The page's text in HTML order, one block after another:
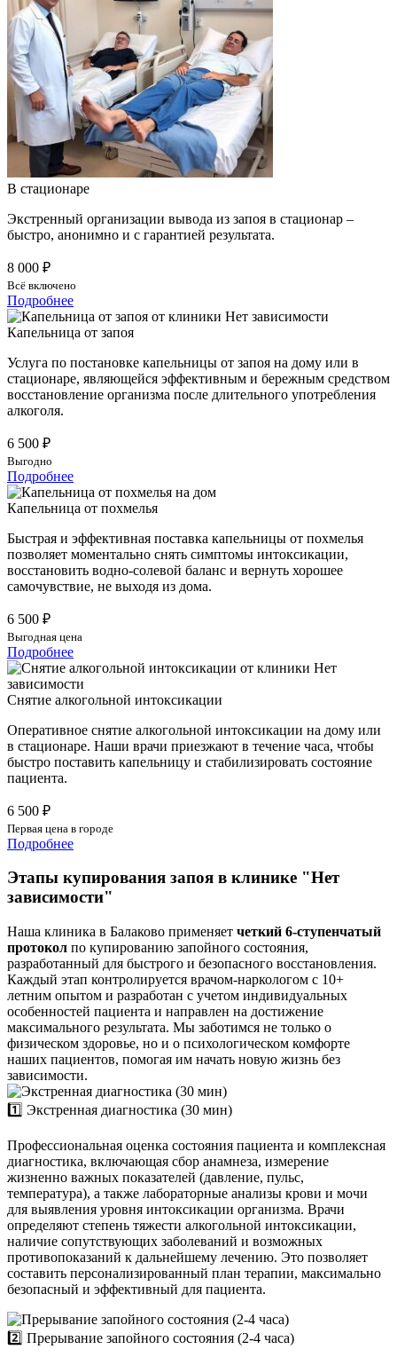
В стационаре
Экстренный организации вывода из запоя в стационар –
быстро, анонимно и с гарантией результата.
8 000 ₽
Всё включено
Подробнее
Капельница от запоя
Услуга по постановке капельницы от запоя на дому или в
стационаре, являющейся эффективным и бережным средством
восстановление организма после длительного употребления
алкоголя.
6 500 ₽
Выгодно
Подробнее
Капельница от похмелья
Быстрая и эффективная поставка капельницы от похмелья
позволяет моментально снять симптомы интоксикации,
восстановить водно-солевой баланс и вернуть хорошее
самочувствие, не выходя из дома.
6 500 ₽
Выгодная цена
Подробнее
Снятие алкогольной интоксикации
Оперативное снятие алкогольной интоксикации на дому или
в стационаре. Наши врачи приезжают в течение часа, чтобы
быстро поставить капельницу и стабилизировать состояние
пациента.
6 500 ₽
Первая цена в городе
Подробнее
Этапы купирования запоя в клинике "Нет
зависимости"
Наша клиника в Балаково применяет четкий 6-ступенчатый
протокол по купированию запойного состояния,
разработанный для быстрого и безопасного восстановления.
Каждый этап контролируется врачом-наркологом с 10+
летним опытом и разработан с учетом индивидуальных
особенностей пациента и направлен на достижение
максимального результата. Мы заботимся не только о
физическом здоровье, но и о психологическом комфорте
наших пациентов, помогая им начать новую жизнь без
зависимости.
1️⃣ Экстренная диагностика (30 мин)
Профессиональная оценка состояния пациента и комплексная
диагностика, включающая сбор анамнеза, измерение
жизненно важных показателей (давление, пульс,
температура), а также лабораторные анализы крови и мочи
для выявления уровня интоксикации организма. Врачи
определяют степень тяжести алкогольной интоксикации,
наличие сопутствующих заболеваний и возможных
противопоказаний к дальнейшему лечению. Это позволяет
составить персонализированный план терапии, максимально
безопасный и эффективный для пациента.
2️⃣ Прерывание запойного состояния (2-4 часа)